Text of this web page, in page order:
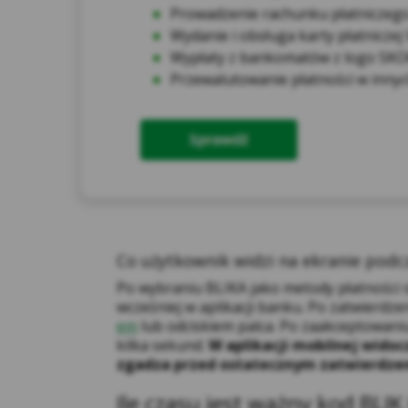
Prowadzenie rachunku
Wydanie i obsługa karty płatniczej
Wypłaty z bankomatów z logo
Przewalutowanie płatności w
Co użytkownik widzi na ekranie
Po wybraniu BLIKA jako metody
wcześniej w aplikacji banku. Po
em lub odciskiem palca. Po
kilka sekund. W aplikacji mobilnej
zgadza przed ostatecznym
ich